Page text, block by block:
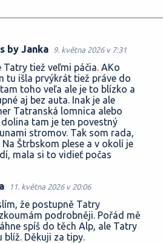
by Janka 9. května 2026 v 7:31
Tatry tiež veľmi páčia. AKo
tu išla prvýkrát tiež práve do
toho veľa ale je to blízko a
aj bez auta. Inak je ale
Tatranská lomnica alebo
tam je ten povestný
stromov. Tak som rada,
Na Štrbskom plese a v okolí je
mala si to vidieť počas
11. května 2026 v 20:06
že postupně Tatry
podrobněji. Pořád mě
spíš do těch Alp, ale Tatry
blíž. Děkuji za tipy.